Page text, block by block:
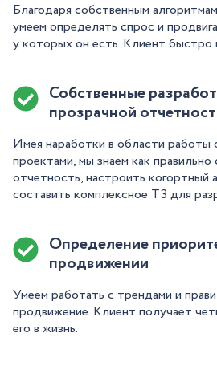
Благодаря собственным
умеем определять спрос и
у которых он есть. Клиент быстро
Собственные
прозрачной
Имея наработки в области
проектами, мы знаем как
отчетность, настроить когортный
составить комплексное ТЗ для
Определение
продвижении
Умеем работать с трендами и
продвижение. Клиент получает
его в жизнь.